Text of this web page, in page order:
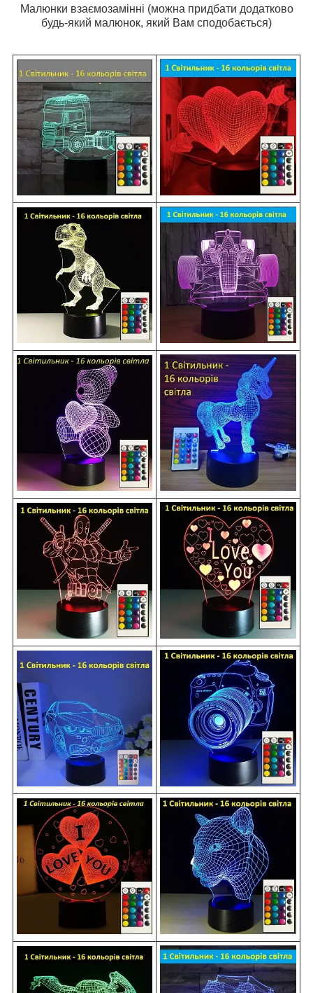
Малюнки взаємозамінні (можна придбати додатково
будь-який малюнок, який Вам сподобається)